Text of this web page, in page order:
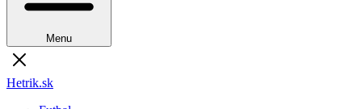
Menu
Hetrik.sk